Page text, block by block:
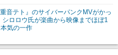
重音テト』のサイバーパンクMVがかっ
シロロウ氏が楽曲から映像までほぼ1
気の一作